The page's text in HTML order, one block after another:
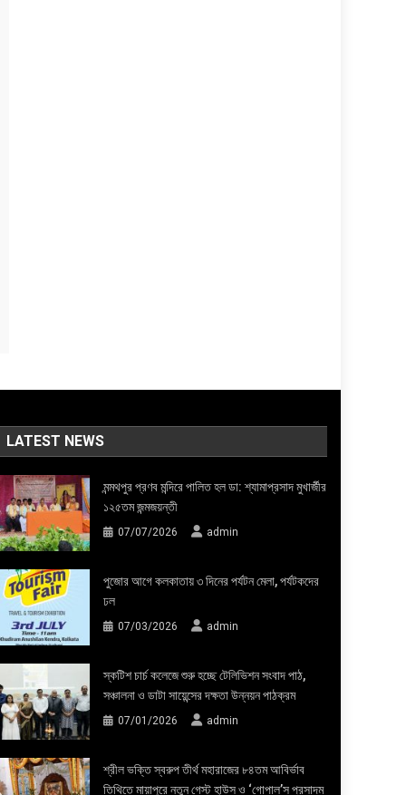
LATEST NEWS
মন্মথপুর প্রণব মন্দিরে পালিত হল ডা: শ্যামাপ্রসাদ মুখার্জীর
১২৫তম জন্মজয়ন্তী
07/07/2026 admin
পুজোর আগে কলকাতায় ৩ দিনের পর্যটন মেলা, পর্যটকদের
ঢল
07/03/2026 admin
স্কটিশ চার্চ কলেজে শুরু হচ্ছে টেলিভিশন সংবাদ পাঠ,
সঞ্চালনা ও ডাটা সায়েন্সের দক্ষতা উন্নয়ন পাঠক্রম
07/01/2026 admin
শ্রীল ভক্তি স্বরুপ তীর্থ মহারাজের ৮৪তম আবির্ভাব
তিথিতে মায়াপুরে নতুন গেস্ট হাউস ও ‘গোপাল’স প্রসাদম